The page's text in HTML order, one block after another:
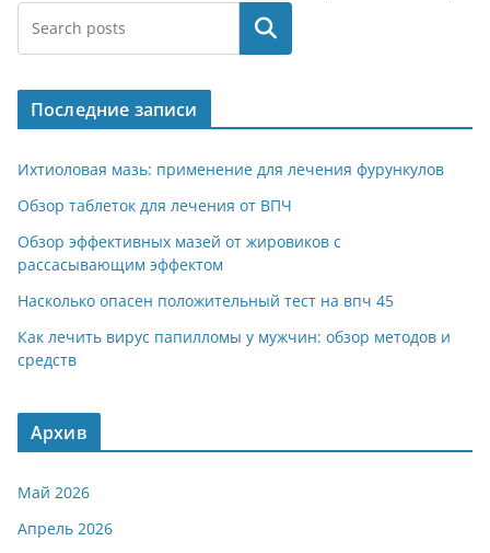
Поиск
Последние записи
Ихтиоловая мазь: применение для лечения фурункулов
Обзор таблеток для лечения от ВПЧ
Обзор эффективных мазей от жировиков с
рассасывающим эффектом
Насколько опасен положительный тест на впч 45
Как лечить вирус папилломы у мужчин: обзор методов и
средств
Архив
Май 2026
Апрель 2026